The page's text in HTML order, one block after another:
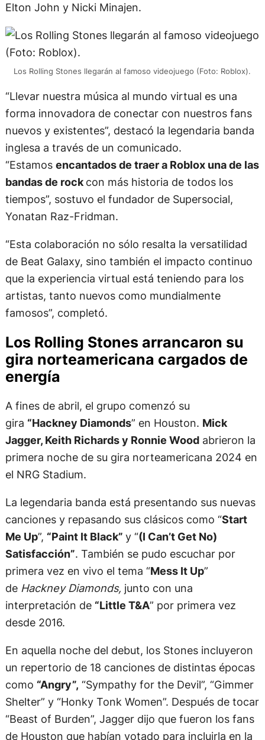
Elton John y Nicki Minajen.
Los Rolling Stones llegarán al famoso videojuego (Foto: Roblox).
“Llevar nuestra música al mundo virtual es una
forma innovadora de conectar con nuestros fans
nuevos y existentes”, destacó la legendaria banda
inglesa a través de un comunicado.
“Estamos encantados de traer a Roblox una de las
bandas de rock con más historia de todos los
tiempos”, sostuvo el fundador de Supersocial,
Yonatan Raz-Fridman.
“Esta colaboración no sólo resalta la versatilidad
de Beat Galaxy, sino también el impacto continuo
que la experiencia virtual está teniendo para los
artistas, tanto nuevos como mundialmente
famosos”, completó.
Los Rolling Stones arrancaron su
gira norteamericana cargados de
energía
A fines de abril, el grupo comenzó su
gira “Hackney Diamonds” en Houston. Mick
Jagger, Keith Richards y Ronnie Woodabrieron la
primera noche de su gira norteamericana 2024 en
el NRG Stadium.
La legendaria banda está presentando sus nuevas
canciones y repasando sus clásicos como “Start
Me Up”, “Paint It Black” y “(I Can’t Get No)
Satisfacción”. También se pudo escuchar por
primera vez en vivo el tema “Mess It Up”
deHackney Diamonds, junto con una
interpretación de “Little T&A” por primera vez
desde 2016.
En aquella noche del debut, los Stones incluyeron
un repertorio de 18 canciones de distintas épocas
como “Angry”, “Sympathy for the Devil”, “Gimmer
Shelter” y “Honky Tonk Women”. Después de tocar
“Beast of Burden”, Jagger dijo que fueron los fans
de Houston que habían votado para incluirla en la